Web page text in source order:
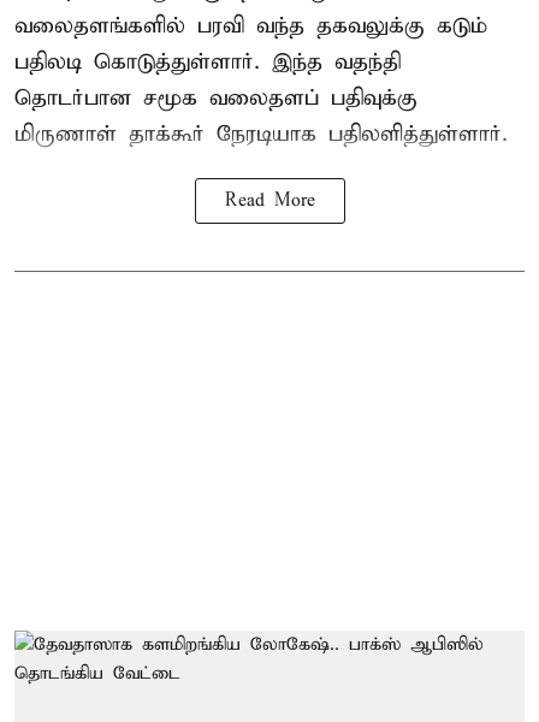
வலைதளங்களில் பரவி வந்த தகவலுக்கு கடும்
பதிலடி கொடுத்துள்ளார். இந்த வதந்தி
தொடர்பான சமூக வலைதளப் பதிவுக்கு
மிருணாள் தாக்கூர் நேரடியாக பதிலளித்துள்ளார்.
Read More